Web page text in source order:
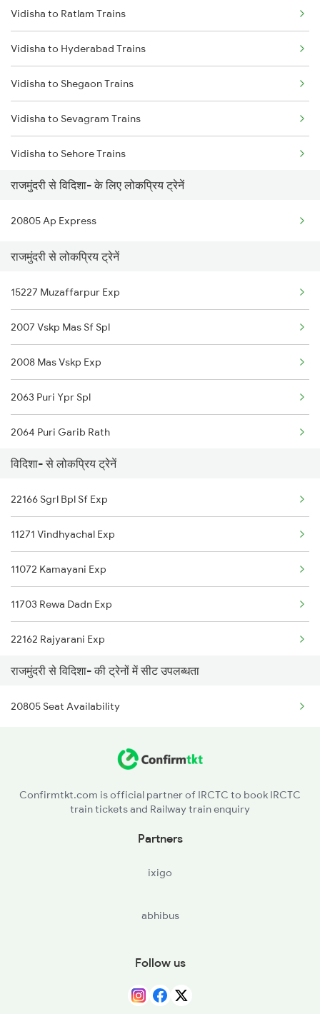
Rajahmundry to Jangaon Trains
Rajahmundry to Koppal Trains
Rajahmundry to Bokaro Steel City Trains
Rajahmundry to Gajapatinagaram Trains
Rajahmundry to Balugaon Trains
Rajahmundry to Durgapur Trains
Vidisha to Ratlam Trains
Vidisha to Hyderabad Trains
Vidisha to Shegaon Trains
Vidisha to Sevagram Trains
Vidisha to Sehore Trains
Vidisha to Saugor Trains
Vidisha to Singrauli Trains
Vidisha to Shujalpur Trains
Vidisha to Samarlakota Trains
Vidisha to Gotegaon Trains
Vidisha to Surat Trains
Vidisha to Satna Trains
Vidisha to Shmata Vd Katra Trains
Vidisha to Jamshedpur Trains
Vidisha to Tikamgarh Trains
राजमुंदरी से विदिशा- के लिए लोकप्रिय ट्रेनें
20805 Ap Express
राजमुंदरी से लोकप्रिय ट्रेनें
15227 Muzaffarpur Exp
2007 Vskp Mas Sf Spl
2008 Mas Vskp Exp
2063 Puri Ypr Spl
2064 Puri Garib Rath
2071 Bbs Tpty Spl
2072 Tpty Bbs Spl
2085 Sbp Ned Spl
2086 Ned Sbp Spl
2249 Sbc Ntsk Special
2250 Ntsk Sbc Special
2253 Ypr Bgp Fest Spl
2375 Tbm Jsme Exp
विदिशा- से लोकप्रिय ट्रेनें
22166 Sgrl Bpl Sf Exp
11271 Vindhyachal Exp
11072 Kamayani Exp
11703 Rewa Dadn Exp
22162 Rajyarani Exp
18236 Bsp Bpl Pas Exp
19490 Gkp Adi Express
11466 Jbp Somnath Exp
राजमुंदरी से विदिशा- की ट्रेनों में सीट उपलब्धता
20805 Seat Availability
Confirmtkt.com is official partner of IRCTC to book IRCTC
train tickets and Railway train enquiry
Partners
ixigo
abhibus
Follow us